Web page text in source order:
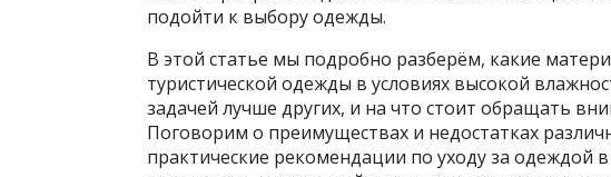
подойти к выбору одежды.
В этой статье мы подробно разберём, какие
туристической одежды в условиях высокой
задачей лучше других, и на что стоит обращать
Поговорим о преимуществах и недостатках
практические рекомендации по уходу за одеждой